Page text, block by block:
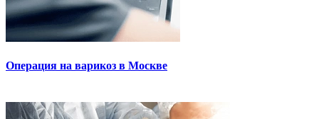
Операция на варикоз в Москве